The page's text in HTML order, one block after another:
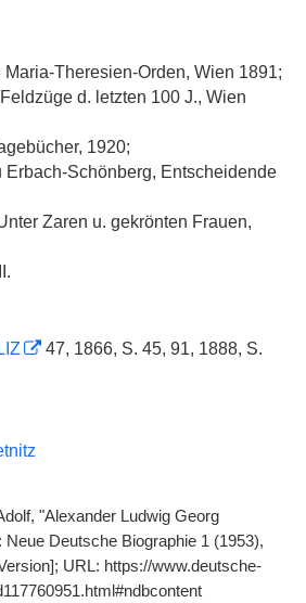
Maria-Theresien-Orden, Wien 1891;
d. letzten 100 J., Wien
1920;
Erbach-Schönberg, Entscheidende
Zaren u. gekrönten Frauen,
LIZ
47, 1866, S. 45, 91, 1888, S.
"Alexander Ludwig Georg
Neue Deutsche Biographie 1 (1953),
URL: https://www.deutsche-